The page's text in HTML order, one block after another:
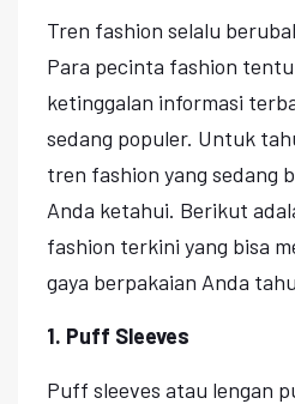
Tren fashion selalu
Para pecinta fashion
ketinggalan informasi
sedang populer. Untuk
tren fashion yang sedang
Anda ketahui. Berikut
fashion terkini yang bisa
gaya berpakaian Anda
1. Puff Sleeves
Puff sleeves atau lengan